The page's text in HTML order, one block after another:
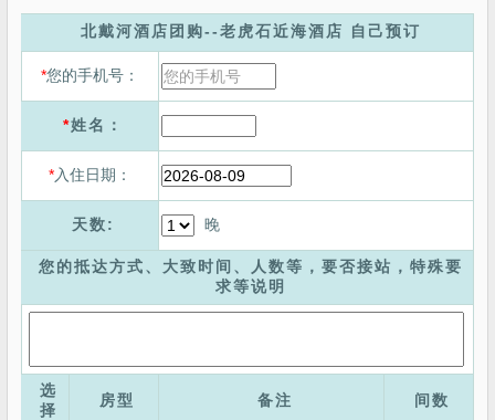
北戴河酒店团购--老虎石近海酒店 自己预订
*您的手机号：
*姓名：
*入住日期：
天数: 晚
您的抵达方式、大致时间、人数等，要否接站，特殊要
求等说明
选
择
房型 备注 间数